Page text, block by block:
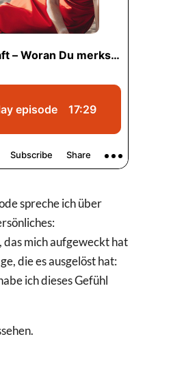
spreche ich über
das mich aufgeweckt hat
die es ausgelöst hat:
ich dieses Gefühl